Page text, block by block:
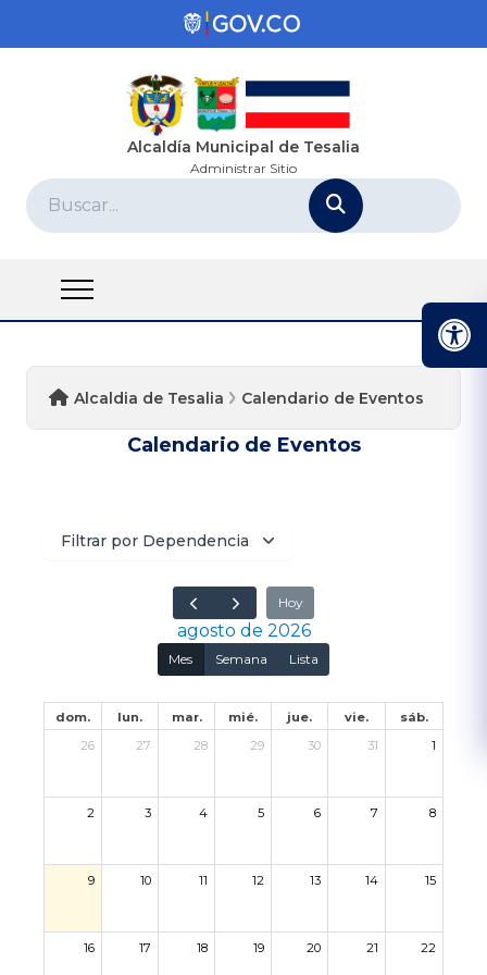
Alcaldía Municipal de Tesalia
Administrar Sitio
Alcaldia de Tesalia Calendario de Eventos
Calendario de Eventos
Filtrar por Dependencia
Hoy
agosto de 2026
Mes Semana Lista
dom. lun. mar. mié. jue. vie.
sáb.
26
27 28 29 30 31 1
2 3 4 5 6 7 8
9 10 11 12 13 14 15
16 17 18 19 20 21 22